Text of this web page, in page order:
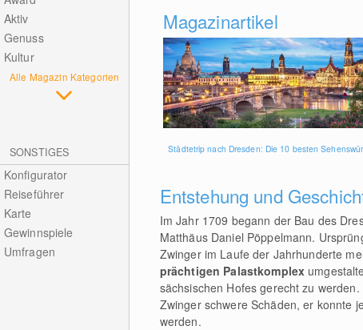
Aktiv
Genuss
Kultur
Alle Magazin Kategorien
SONSTIGES
Konfigurator
Reiseführer
Karte
Gewinnspiele
Umfragen
Magazinartikel
Städtetrip nach Dresden: Die 10 besten
Entstehung und
Im Jahr 1709 begann der Bau des
Matthäus Daniel Pöppelmann.
Zwinger im Laufe der Jahrhunderte
prächtigen Palastkomplex
sächsischen Hofes gerecht zu
Zwinger schwere Schäden, er konnte
werden.